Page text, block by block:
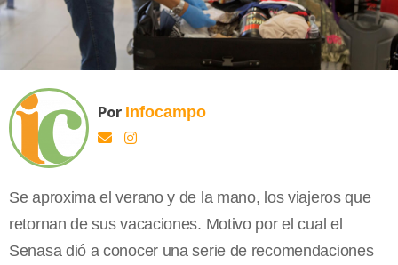
Por Infocampo
Se aproxima el verano y de la mano, los viajeros que
retornan de sus vacaciones. Motivo por el cual el
Senasa dió a conocer una serie de recomendaciones